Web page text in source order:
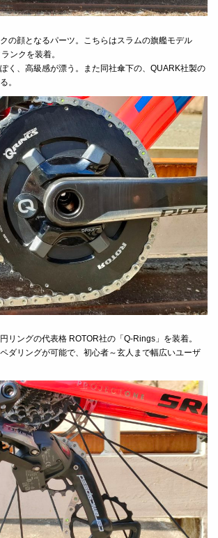
の顔となるパーツ。こちらはスラムの旗艦モデル
ンクを装着。
く、高級感が漂う。また同社傘下の、QUARK社製の
。
リングの代表格 ROTOR社の「Q-Rings」を装着。
ダリングが可能で、初心者～玄人まで幅広いユーザ